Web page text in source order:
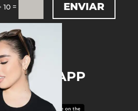
10 = ENVIAR
THE APP